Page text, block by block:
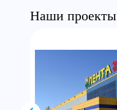
Наши проекты